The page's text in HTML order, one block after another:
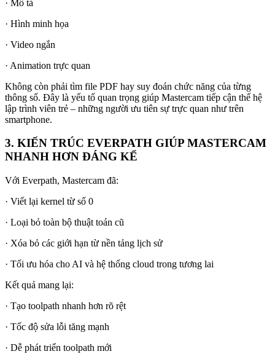
· Mô tả
· Hình minh họa
· Video ngắn
· Animation trực quan
Không còn phải tìm file PDF hay suy đoán chức năng của từng
thông số. Đây là yếu tố quan trọng giúp Mastercam tiếp cận thế hệ
lập trình viên trẻ – những người ưu tiên sự trực quan như trên
smartphone.
3. KIẾN TRÚC EVERPATH GIÚP MASTERCAM
NHANH HƠN ĐÁNG KỂ
Với Everpath, Mastercam đã:
· Viết lại kernel từ số 0
· Loại bỏ toàn bộ thuật toán cũ
· Xóa bỏ các giới hạn từ nền tảng lịch sử
· Tối ưu hóa cho AI và hệ thống cloud trong tương lai
Kết quả mang lại:
· Tạo toolpath nhanh hơn rõ rệt
· Tốc độ sửa lỗi tăng mạnh
· Dễ phát triển toolpath mới